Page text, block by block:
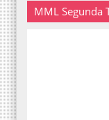
MML Segunda